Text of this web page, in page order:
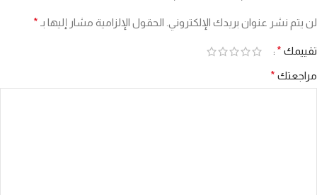
لن يتم نشر عنوان بريدك الإلكتروني. الحقول الإلزامية مشار إليها بـ *
تقييمك *
مراجعتك *